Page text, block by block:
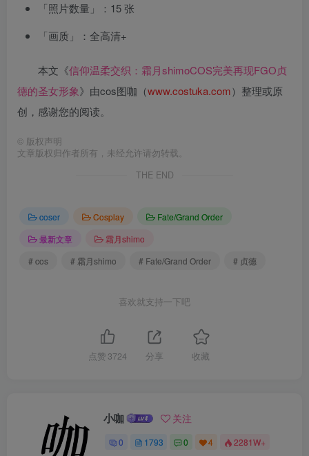
「照片数量」：15 张
「画质」：全高清+
本文《信仰温柔交织：霜月shimoCOS完美再现FGO贞
德的圣女形象》由cos图咖（www.costuka.com）整理或原
创，感谢您的阅读。
© 版权声明
文章版权归作者所有，未经允许请勿转载。
THE END
coser Cosplay
Fate/Grand Order
最新文章
霜月shimo
# cos
# 霜月shimo # Fate/Grand Order # 贞德
喜欢就支持一下吧
点赞 3724 分享 收藏
小咖 关注
0 1793 0 4 2281W+